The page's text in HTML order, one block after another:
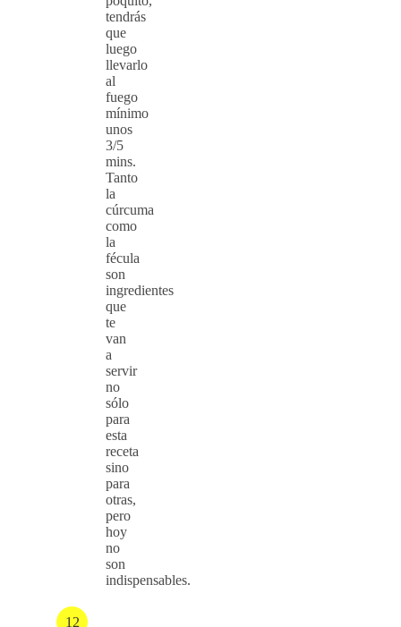
tendrás
que
luego
llevarlo
al
fuego
mínimo
unos
3/5
mins.
Tanto
la
cúrcuma
como
la
fécula
son
ingredientes
que
te
van
a
servir
no
sólo
para
esta
receta
sino
para
otras,
pero
hoy
no
son
indispensables.